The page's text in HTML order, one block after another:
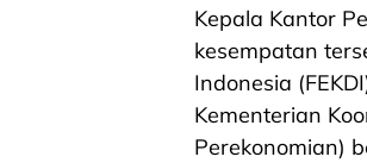
Kepala Kantor
kesempatan
Indonesia
Kementerian
Perekonomian)